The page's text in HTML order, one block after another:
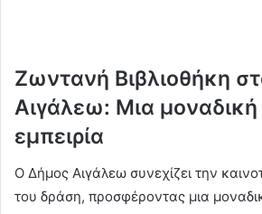
Ζωντανή Βιβλιοθήκη
Αιγάλεω: Μια μοναδική
εμπειρία
Ο Δήμος Αιγάλεω συνεχίζει την
του δράση, προσφέροντας μια